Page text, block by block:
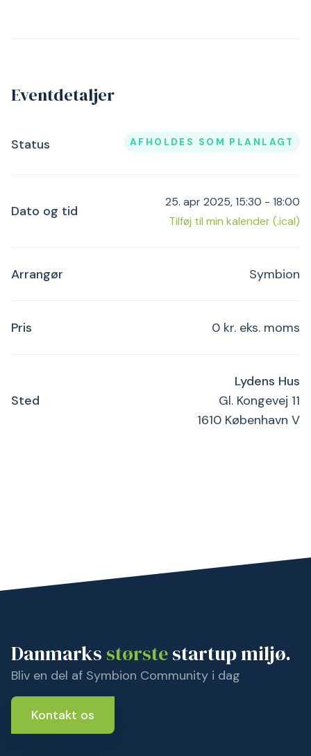
Eventdetaljer
Status AFHOLDES SOM PLANLAGT
Dato og tid
25. apr 2025, 15:30 - 18:00
Tilføj til min kalender (.ical)
Arrangør Symbion
Pris 0 kr. eks. moms
Sted
Lydens Hus
Gl. Kongevej 11
1610 København V
Danmarks størstestartup miljø.
Bliv en del af Symbion Community i dag
Kontakt os